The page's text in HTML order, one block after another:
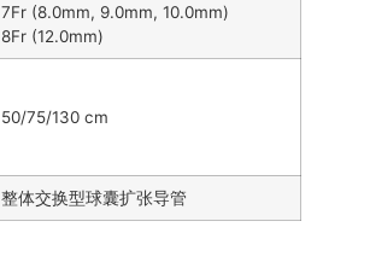
7Fr (8.0mm, 9.0mm, 10.0mm)
8Fr (12.0mm)
50/75/130 cm
整体交换型球囊扩张导管